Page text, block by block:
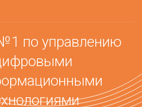
по управлению